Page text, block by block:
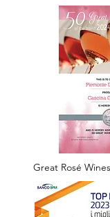
Great Rosé